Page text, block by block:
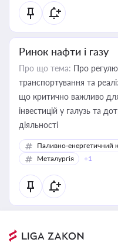
Ринок нафти і газу
Про що тема: Про
транспортування та
що критично важливо
інвестицій у галузь та
діяльності
Паливно-енергетичний
Металургія
+1